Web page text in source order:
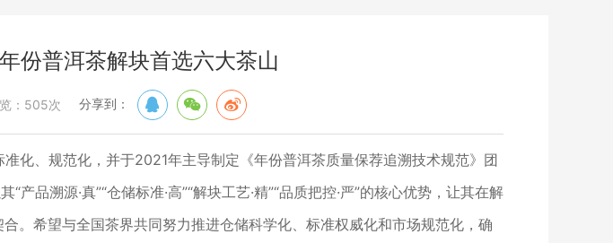
份普洱茶解块首选六大茶山
：505次 分享到：
化、规范化，并于2021年主导制定《年份普洱茶质量保荐追溯技术规范》团
品溯源·真”“仓储标准·高”“解块工艺·精”“品质把控·严”的核心优势，让其在解
。希望与全国茶界共同努力推进仓储科学化、标准权威化和市场规范化，确